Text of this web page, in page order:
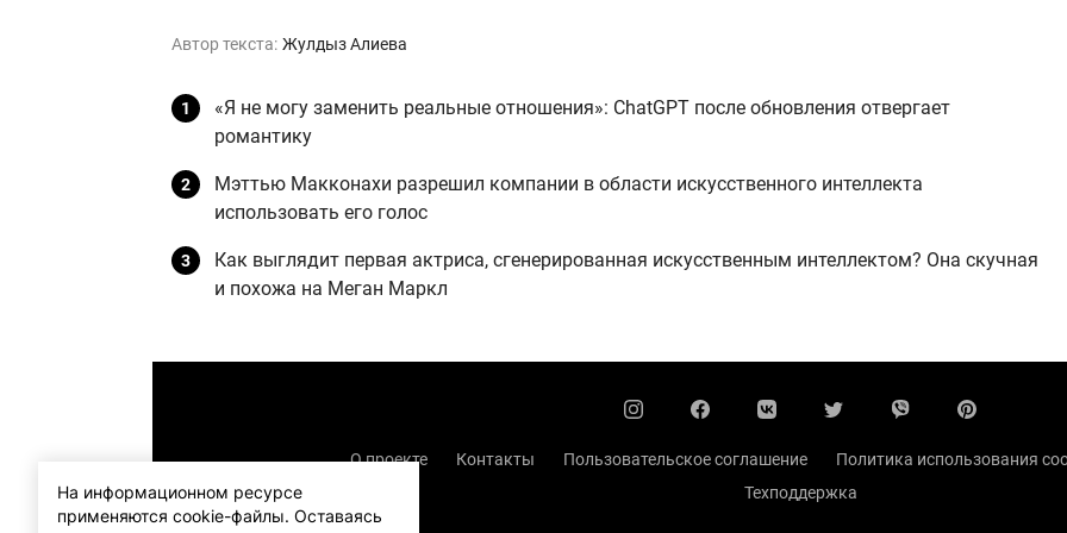
Автор текста: Жулдыз Алиева
«Я не могу заменить реальные отношения»: ChatGPT после обновления отвергает
романтику
Мэттью Макконахи разрешил компании в области искусственного интеллекта
использовать его голос
Как выглядит первая актриса, сгенерированная искусственным интеллектом? Она скучная
и похожа на Меган Маркл
О проекте Контакты Пользовательское соглашение Политика использования
Техподдержка
На информационном ресурсе
применяются cookie-файлы. Оставаясь